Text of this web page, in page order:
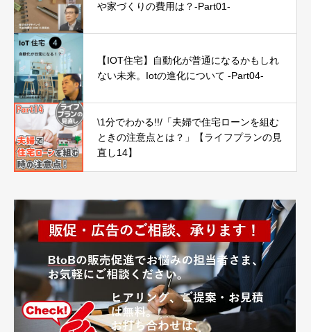
や家づくりの費用は？-Part01-
【IOT住宅】自動化が普通になるかもしれ
ない未来。Iotの進化について -Part04-
\1分でわかる!!/「夫婦で住宅ローンを組む
ときの注意点とは？」【ライフプランの見
直し14】